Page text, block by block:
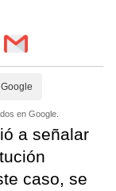
en Google.
a señalar
caso, se